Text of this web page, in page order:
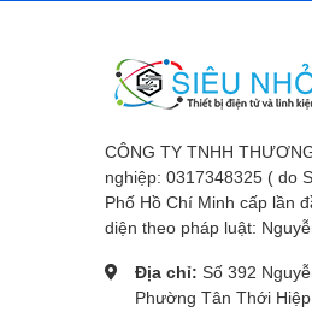
CÔNG TY TNHH
nghiệp: 0317348325 ( do
Phố Hồ Chí Minh cấp lần
diện theo pháp luật:
Địa chỉ: Số 392
Phường Tân Thới